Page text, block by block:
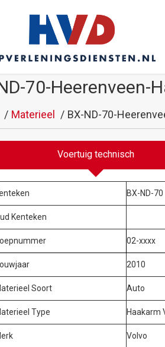
70-Heerenveen-
Materieel BX-ND-70-
Voertuig technisch
BX-ND-70
Kenteken
02-xxxx
2010
Soort Auto
Type Haakarm
Volvo